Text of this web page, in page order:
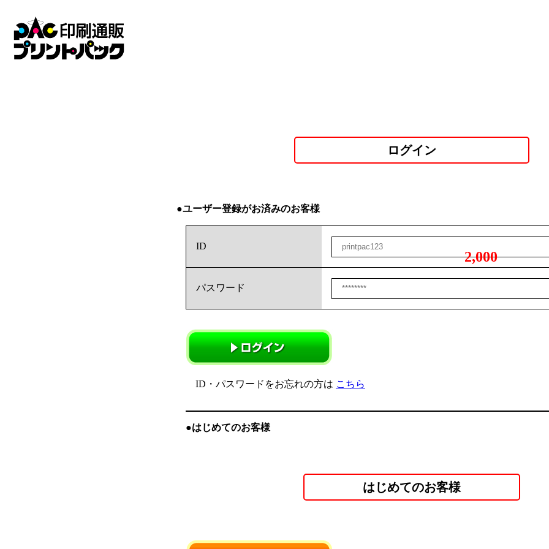
ログイン
●ユーザー登録がお済みのお客様
ID
パスワード
ID・パスワードをお忘れの方は こちら
●はじめてのお客様
はじめてのお客様
2,000